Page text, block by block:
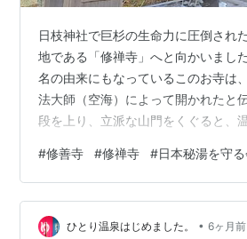
日枝神社で巨杉の生命力に圧倒され
地である「修禅寺」へと向かいまし
名の由来にもなっているこのお寺は
法大師（空海）によって開かれたと
段を上り、立派な山門をくぐると、
める温泉」の手水舎 境内に入ってま
で、驚きの光景が。 龍の口からこん
のは、水ではなくなんと「天然温泉
伊豆最古の温泉地、手水舎まで温泉
#修善寺 #修禅寺 #日本秘湯を守
ひとり温泉はじめました。 • 6ヶ月前